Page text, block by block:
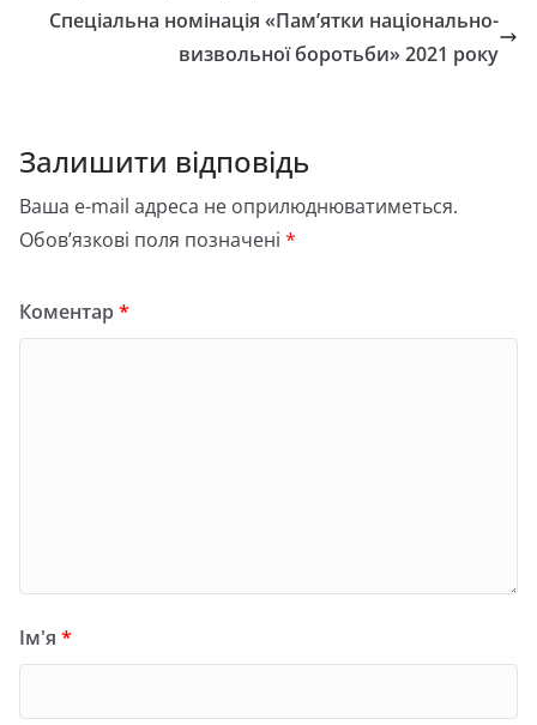
Спеціальна номінація «Пам’ятки національно-
визвольної боротьби» 2021 року
Залишити відповідь
Ваша e-mail адреса не оприлюднюватиметься.
Обов’язкові поля позначені *
Коментар*
Ім'я *